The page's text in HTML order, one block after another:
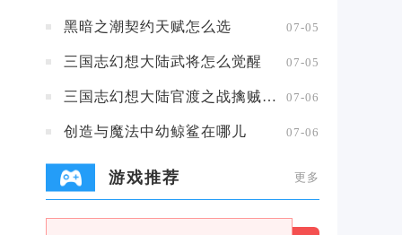
黑暗之潮契约天赋怎么选 07-05
三国志幻想大陆武将怎么觉醒 07-05
三国志幻想大陆官渡之战擒贼擒王攻略 07-06
创造与魔法中幼鲸鲨在哪儿 07-06
游戏推荐 更多